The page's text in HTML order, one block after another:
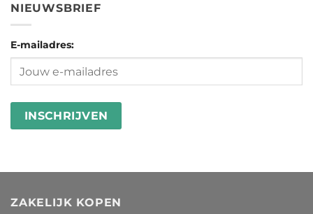
2026
cadeaukaart
van
goed
besteden
PVA
in
wasstrips
NIEUWSBRIEF
E-mailadres:
ZAKELIJK KOPEN